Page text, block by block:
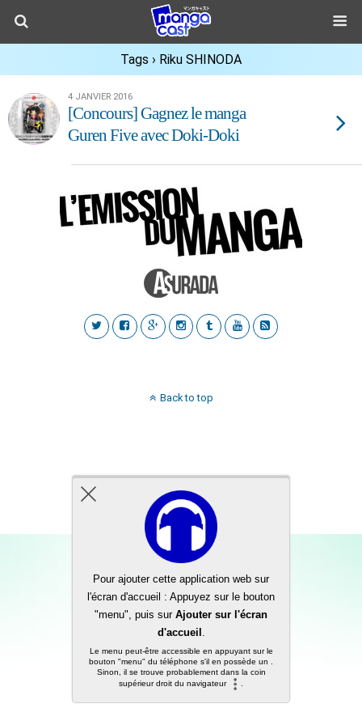
Tags › Riku SHINODA
4 JANVIER 2016
[Concours] Gagnez le manga
Guren Five avec Doki-Doki
Back to top